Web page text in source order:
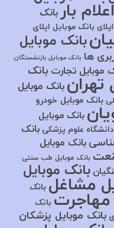
باربانک
بانک موبایل اپلای
بانک موبایل
ها بانک موبایل بازنشستگان
موبایل تجارت بانک
تهران بانک موبایل
بانک موبایل خودرو
بانک موبایل
علوم پزشکی بانک
بانک موبایل
بانک موبایل طب سنتی
بانک موبایل
مشاغلبانک
مهاجرت بانک
بانک موبایل پزشکان